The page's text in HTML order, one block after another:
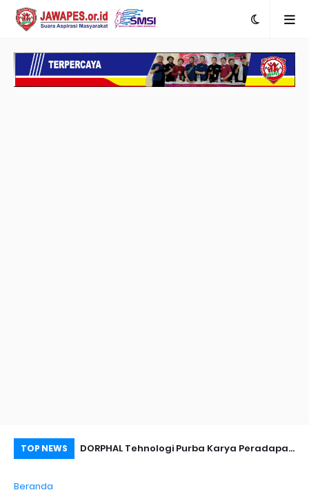
TOP NEWS
Anies
DORPHAL Tehnologi Purba Karya Peradapan
Beranda